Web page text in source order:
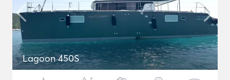
Lagoon 450S